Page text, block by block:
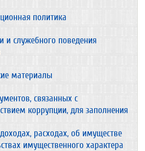
политика
и служебного поведения
материалы
связанных с
коррупции, для заполнения
расходах, об имуществе
имущественного характера